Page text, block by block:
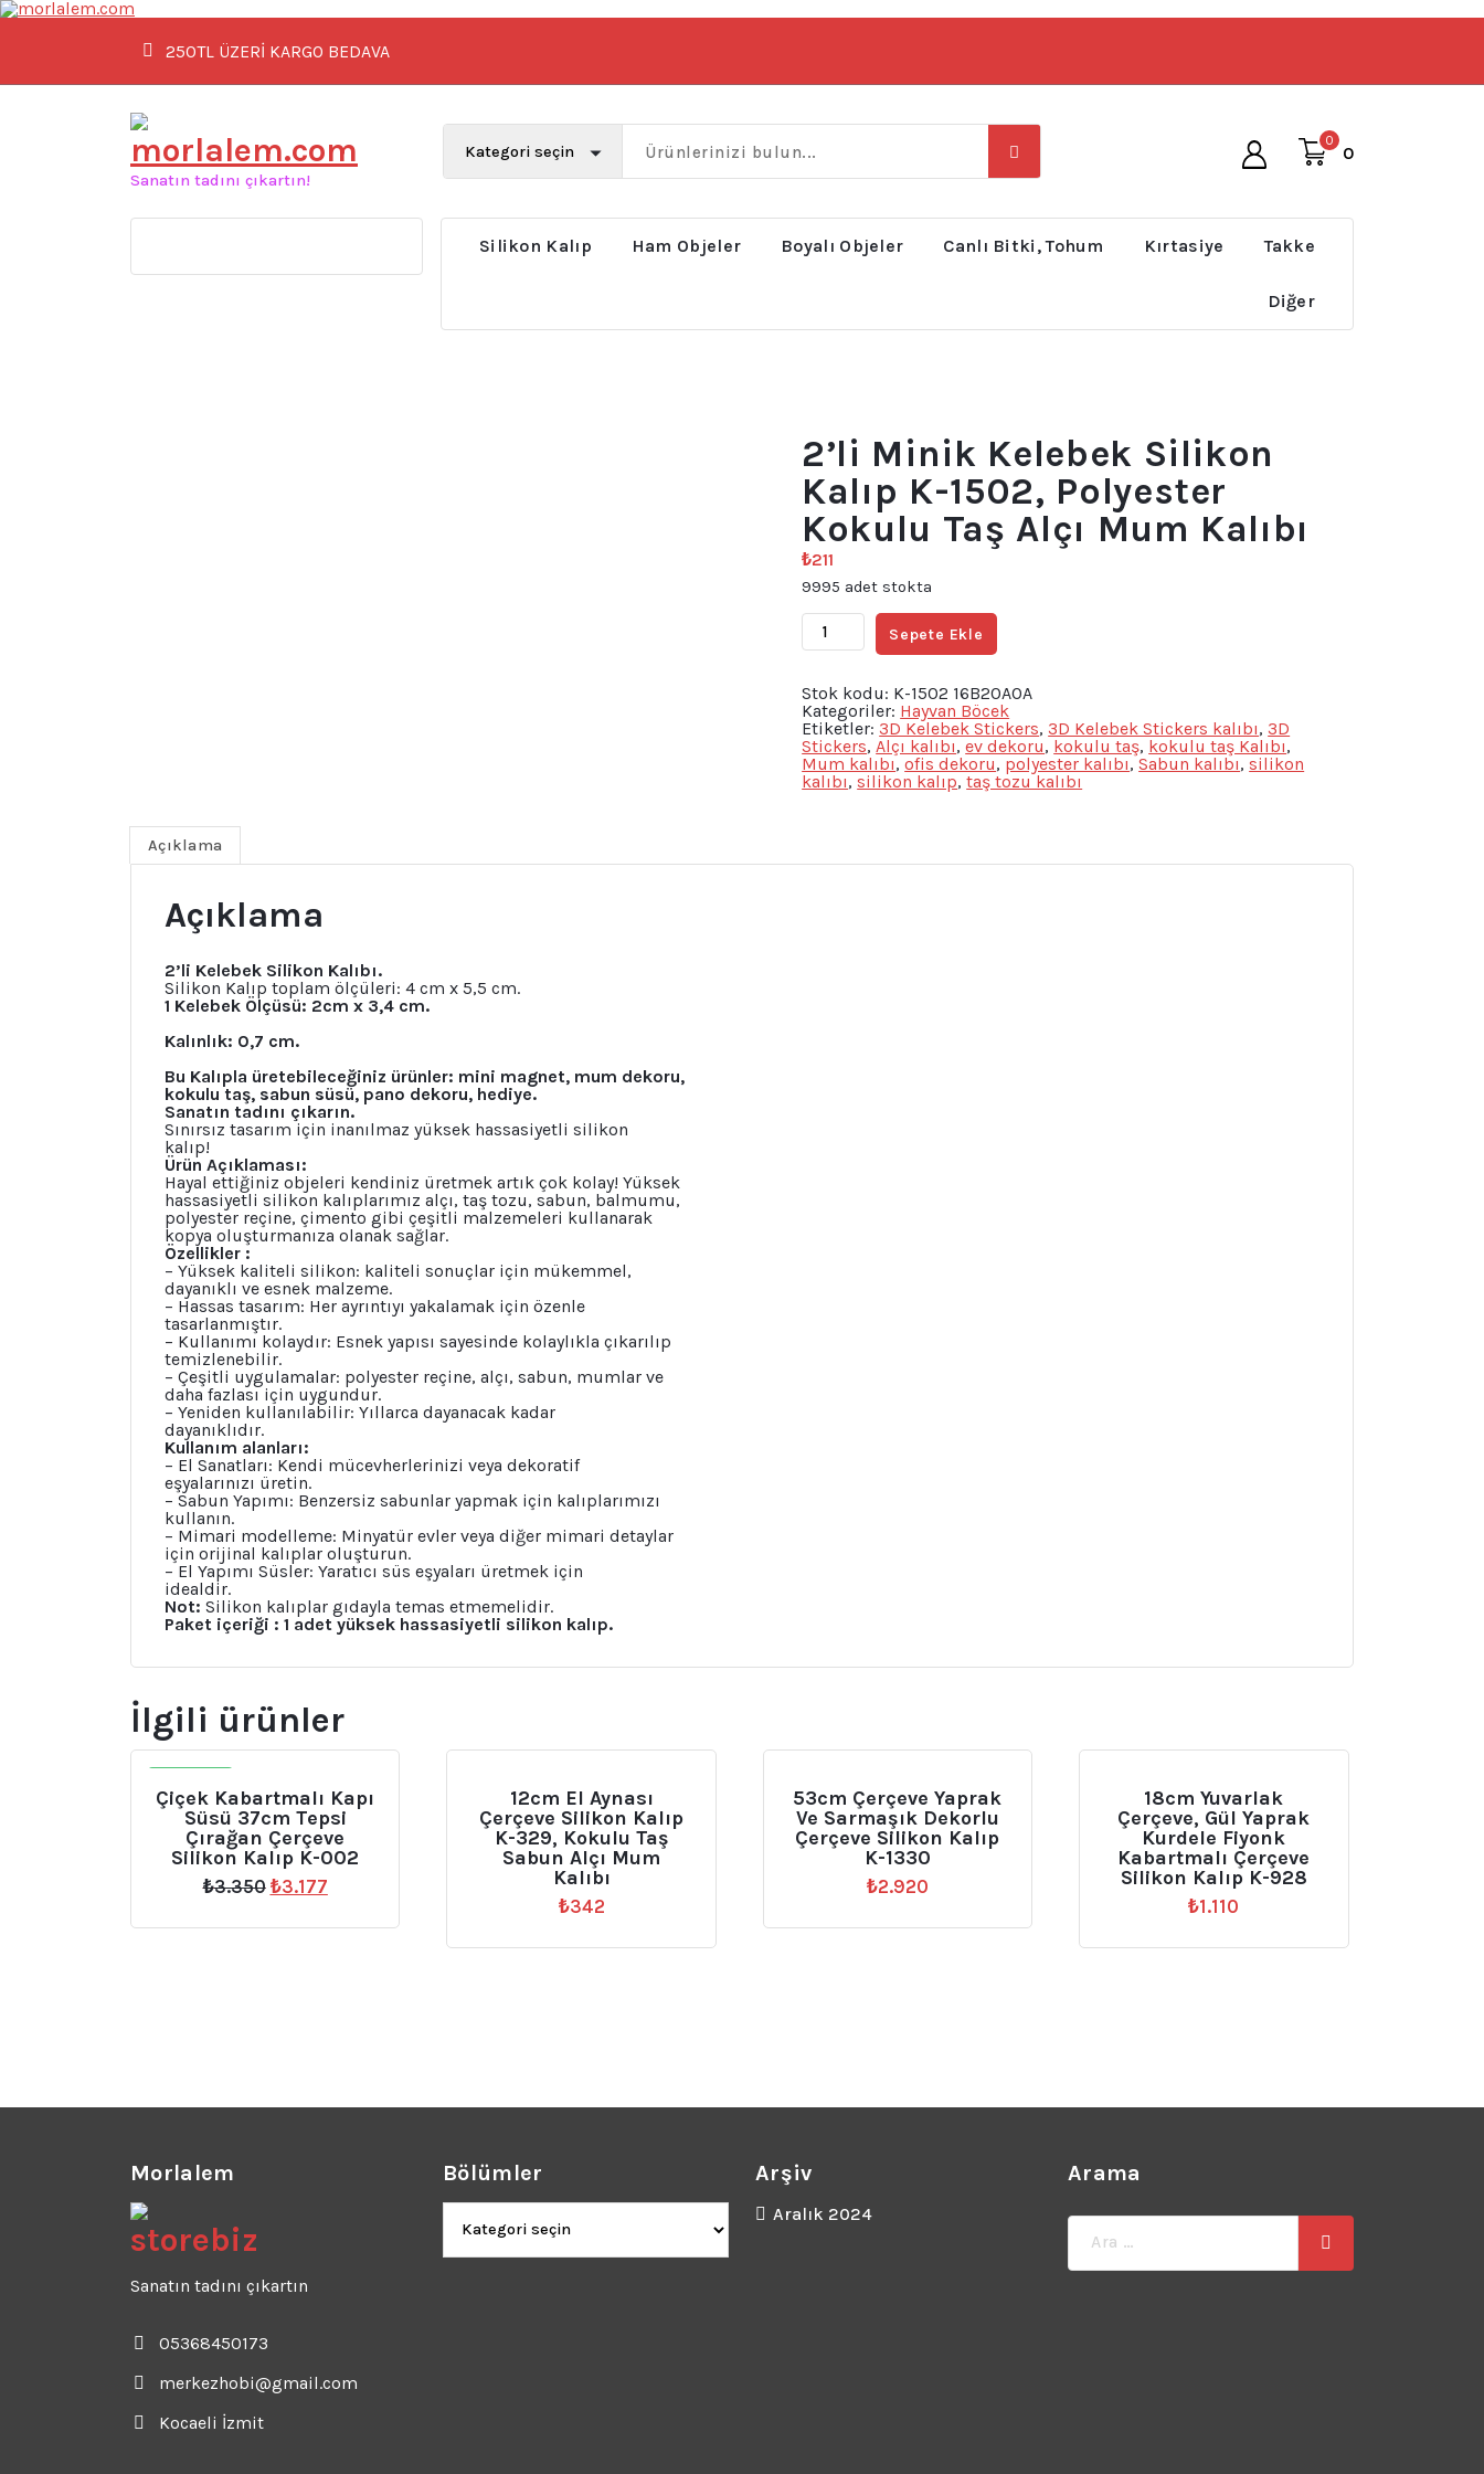
İçeriğe
geç
250TL ÜZERİ KARGO BEDAVA
Sanatın tadını çıkartın!
0
0
Silikon Kalıp Ham Objeler Boyalı Objeler Canlı Bitki, Tohum Kırtasiye Takke
Diğer
2’li Minik Kelebek Silikon
Kalıp K-1502, Polyester
Kokulu Taş Alçı Mum Kalıbı
₺211
9995 adet stokta
2'li
Minik
Kelebek
Kalıp
K-
1502,
Polyester
Kokulu
Taş
Alçı
Sepete Ekle
Stok kodu: K-1502 16B20AOA
Kategoriler: Hayvan Böcek
Etiketler: 3D Kelebek Stickers, 3D Kelebek Stickers kalıbı, 3D
Stickers,Alçı kalıbı,ev dekoru, kokulu taş, kokulu taş Kalıbı,
Mum kalıbı,ofis dekoru, polyester kalıbı,Sabun kalıbı, silikon
kalıbı, silikon kalıp,taş tozu kalıbı
Açıklama
Açıklama
2’li Kelebek Silikon Kalıbı.
Silikon Kalıp toplam ölçüleri: 4 cm x 5,5 cm.
1 Kelebek Ölçüsü: 2cm x 3,4 cm.
Kalınlık: 0,7 cm.
Bu Kalıpla üretebileceğiniz ürünler: mini magnet, mum dekoru,
kokulu taş, sabun süsü, pano dekoru, hediye.
Sanatın tadını çıkarın.
Sınırsız tasarım için inanılmaz yüksek hassasiyetli silikon
kalıp!
Ürün Açıklaması:
Hayal ettiğiniz objeleri kendiniz üretmek artık çok kolay! Yüksek
hassasiyetli silikon kalıplarımız alçı, taş tozu, sabun, balmumu,
polyester reçine, çimento gibi çeşitli malzemeleri kullanarak
kopya oluşturmanıza olanak sağlar.
Özellikler :
– Yüksek kaliteli silikon: kaliteli sonuçlar için mükemmel,
dayanıklı ve esnek malzeme.
– Hassas tasarım: Her ayrıntıyı yakalamak için özenle
tasarlanmıştır.
– Kullanımı kolaydır: Esnek yapısı sayesinde kolaylıkla çıkarılıp
temizlenebilir.
– Çeşitli uygulamalar: polyester reçine, alçı, sabun, mumlar ve
daha fazlası için uygundur.
– Yeniden kullanılabilir: Yıllarca dayanacak kadar
dayanıklıdır.
Kullanım alanları:
– El Sanatları: Kendi mücevherlerinizi veya dekoratif
eşyalarınızı üretin.
– Sabun Yapımı: Benzersiz sabunlar yapmak için kalıplarımızı
kullanın.
– Mimari modelleme: Minyatür evler veya diğer mimari detaylar
için orijinal kalıplar oluşturun.
– El Yapımı Süsler: Yaratıcı süs eşyaları üretmek için
idealdir.
Not: Silikon kalıplar gıdayla temas etmemelidir.
Paket içeriği : 1 adet yüksek hassasiyetli silikon kalıp.
İlgili ürünler
Çiçek Kabartmalı Kapı
Süsü 37cm Tepsi
Çırağan Çerçeve
Silikon Kalıp K-002
₺3.350 Orijinal
₺3.350.
₺3.177Şu
fiyat:
12cm El Aynası
Çerçeve Silikon Kalıp
K-329, Kokulu Taş
Sabun Alçı Mum
Kalıbı
₺342
53cm Çerçeve Yaprak
Ve Sarmaşık Dekorlu
Çerçeve Silikon Kalıp
K-1330
₺2.920
18cm Yuvarlak
Çerçeve, Gül Yaprak
Kurdele Fiyonk
Kabartmalı Çerçeve
Silikon Kalıp K-928
₺1.110
Morlalem
Sanatın tadını çıkartın
05368450173
merkezhobi@gmail.com
Kocaeli İzmit
Bölümler
Bölümler
Arşiv
Aralık 2024
Arama
Ara: